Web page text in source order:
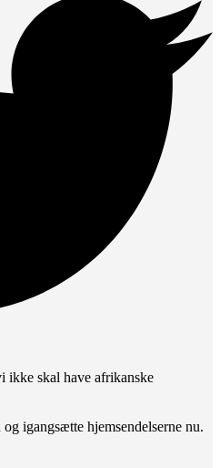
ikke skal have afrikanske
igangsætte hjemsendelserne nu.